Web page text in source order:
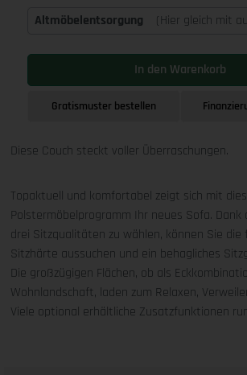
Altmöbelentsorgung (Hier gleich mit
In den Warenkorb
Gratismuster bestellen
Diese Couch steckt voller Überraschungen.
Topaktuell und komfortabel zeigt sich mit
Polstermöbelprogramm Ihr neues Sofa. Dank
drei Sitzqualitäten zu wählen, können Sie die
Sitzhärte aussuchen und ein behagliches
Die großzügigen Flächen, ob als
Wohnlandschaft, laden zum Relaxen,
Viele optional erhältliche Zusatzfunktionen